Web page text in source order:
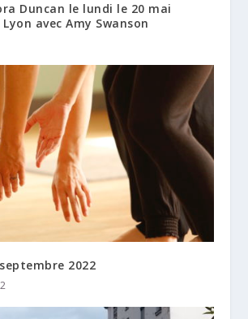
Duncan le lundi le 20 mai
avec Amy Swanson
2022